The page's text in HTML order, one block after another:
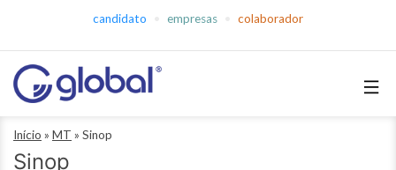
conteúdo
candidato empresas colaborador
Global
Empregos
Início » MT » Sinop
Sinop